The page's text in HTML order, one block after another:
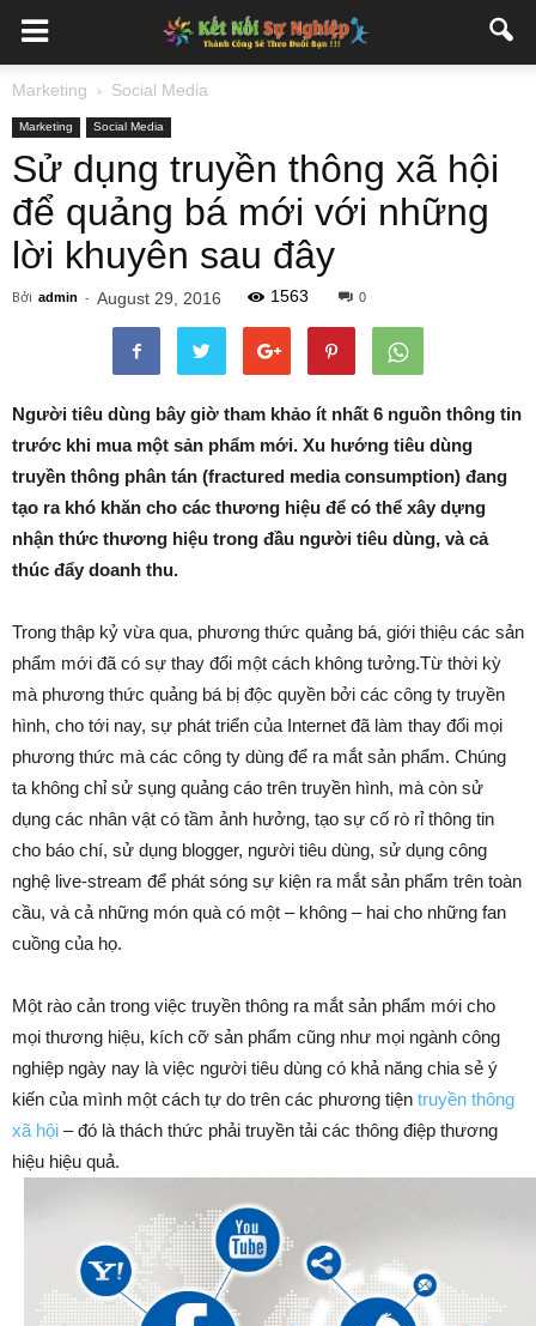
Marketing Social Media
Marketing Social Media
Sử dụng truyền thông xã hội
để quảng bá mới với những
lời khuyên sau đây
Bởi admin - August 29, 2016 1563 0
Người tiêu dùng bây giờ tham khảo ít nhất 6 nguồn thông tin
trước khi mua một sản phẩm mới. Xu hướng tiêu dùng
truyền thông phân tán (fractured media consumption) đang
tạo ra khó khăn cho các thương hiệu để có thể xây dựng
nhận thức thương hiệu trong đầu người tiêu dùng, và cả
thúc đẩy doanh thu.
Trong thập kỷ vừa qua, phương thức quảng bá, giới thiệu các sản
phẩm mới đã có sự thay đổi một cách không tưởng.Từ thời kỳ
mà phương thức quảng bá bị độc quyền bởi các công ty truyền
hình, cho tới nay, sự phát triển của Internet đã làm thay đổi mọi
phương thức mà các công ty dùng để ra mắt sản phẩm. Chúng
ta không chỉ sử sụng quảng cáo trên truyền hình, mà còn sử
dụng các nhân vật có tầm ảnh hưởng, tạo sự cố rò rỉ thông tin
cho báo chí, sử dụng blogger, người tiêu dùng, sử dụng công
nghệ live-stream để phát sóng sự kiện ra mắt sản phẩm trên toàn
cầu, và cả những món quà có một – không – hai cho những fan
cuồng của họ.
Một rào cản trong việc truyền thông ra mắt sản phẩm mới cho
mọi thương hiệu, kích cỡ sản phẩm cũng như mọi ngành công
nghiệp ngày nay là việc người tiêu dùng có khả năng chia sẻ ý
kiến ​​của mình một cách tự do trên các phương tiện truyền thông
xã hội – đó là thách thức phải truyền tải các thông điệp thương
hiệu hiệu quả.